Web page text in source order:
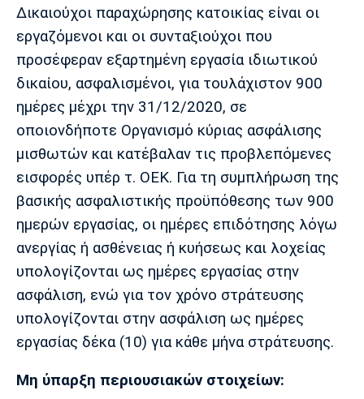
Μονακό
Ερυθρός
Αστέρας
Τότεναμ
Πόρτο Μπενφίκα
Δικαιούχοι παραχώρησης κατοικίας είναι οι
εργαζόμενοι και οι συνταξιούχοι που
προσέφεραν εξαρτημένη εργασία ιδιωτικού
δικαίου, ασφαλισμένοι, για τουλάχιστον 900
ημέρες μέχρι την 31/12/2020, σε
οποιονδήποτε Οργανισμό κύριας ασφάλισης
μισθωτών και κατέβαλαν τις προβλεπόμενες
εισφορές υπέρ τ. ΟΕΚ. Για τη συμπλήρωση της
βασικής ασφαλιστικής προϋπόθεσης των 900
ημερών εργασίας, οι ημέρες επιδότησης λόγω
ανεργίας ή ασθένειας ή κυήσεως και λοχείας
υπολογίζονται ως ημέρες εργασίας στην
ασφάλιση, ενώ για τον χρόνο στράτευσης
υπολογίζονται στην ασφάλιση ως ημέρες
εργασίας δέκα (10) για κάθε μήνα στράτευσης.
Μη ύπαρξη περιουσιακών στοιχείων: